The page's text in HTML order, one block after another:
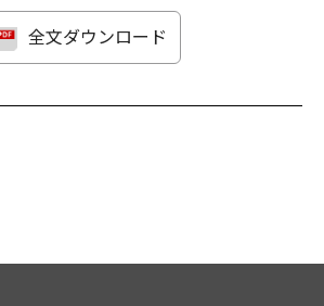
全文ダウンロード